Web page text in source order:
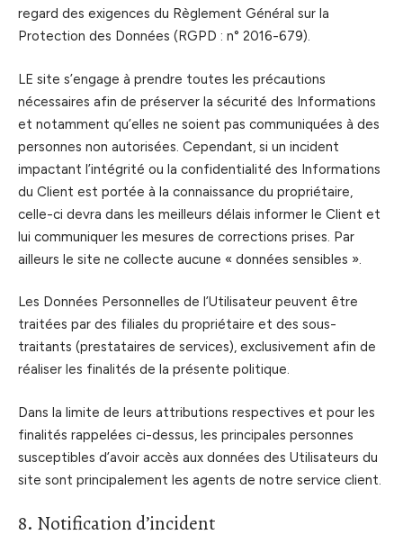
regard des exigences du Règlement Général sur la
Protection des Données (RGPD : n° 2016-679).
LE site s’engage à prendre toutes les précautions
nécessaires afin de préserver la sécurité des Informations
et notamment qu’elles ne soient pas communiquées à des
personnes non autorisées. Cependant, si un incident
impactant l’intégrité ou la confidentialité des Informations
du Client est portée à la connaissance du propriétaire,
celle-ci devra dans les meilleurs délais informer le Client et
lui communiquer les mesures de corrections prises. Par
ailleurs le site ne collecte aucune « données sensibles ».
Les Données Personnelles de l’Utilisateur peuvent être
traitées par des filiales du propriétaire et des sous-
traitants (prestataires de services), exclusivement afin de
réaliser les finalités de la présente politique.
Dans la limite de leurs attributions respectives et pour les
finalités rappelées ci-dessus, les principales personnes
susceptibles d’avoir accès aux données des Utilisateurs du
site sont principalement les agents de notre service client.
8. Notification d’incident